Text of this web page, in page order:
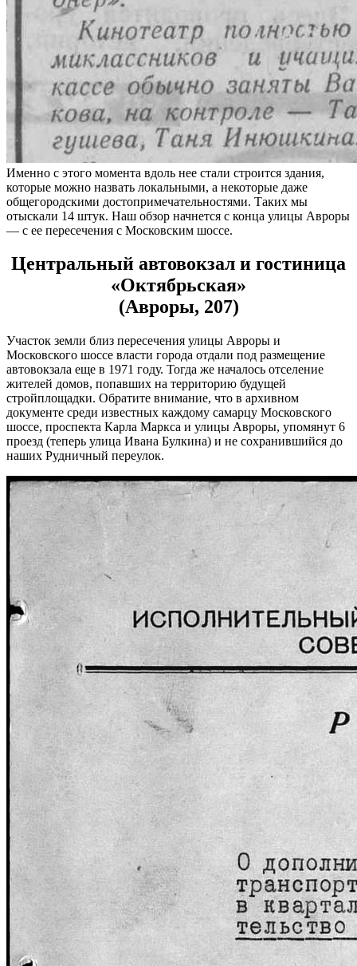
Именно с этого момента вдоль нее стали строится здания,
которые можно назвать локальными, а некоторые даже
общегородскими достопримечательностями. Таких мы
отыскали 14 штук. Наш обзор начнется с конца улицы Авроры
— с ее пересечения с Московским шоссе.
Центральный автовокзал и гостиница
«Октябрьская»
(Авроры, 207)
Участок земли близ пересечения улицы Авроры и
Московского шоссе власти города отдали под размещение
автовокзала еще в 1971 году. Тогда же началось отселение
жителей домов, попавших на территорию будущей
стройплощадки. Обратите внимание, что в архивном
документе среди известных каждому самарцу Московского
шоссе, проспекта Карла Маркса и улицы Авроры, упомянут 6
проезд (теперь улица Ивана Булкина) и не сохранившийся до
наших Рудничный переулок.